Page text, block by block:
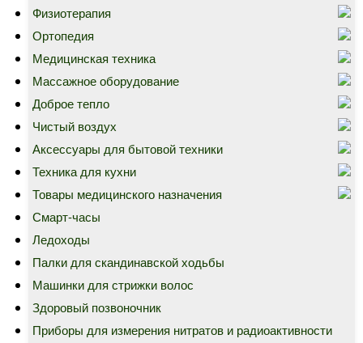
Физиотерапия
Ортопедия
Медицинская техника
Массажное оборудование
Доброе тепло
Чистый воздух
Аксессуары для бытовой техники
Техника для кухни
Товары медицинского назначения
Смарт-часы
Ледоходы
Палки для скандинавской ходьбы
Машинки для стрижки волос
Здоровый позвоночник
Приборы для измерения нитратов и радиоактивности